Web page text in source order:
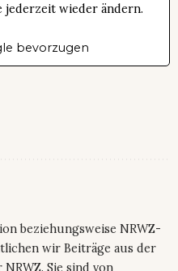
jederzeit wieder ändern.
bevorzugen
beziehungsweise NRWZ-
wir Beiträge aus der
Sie sind von